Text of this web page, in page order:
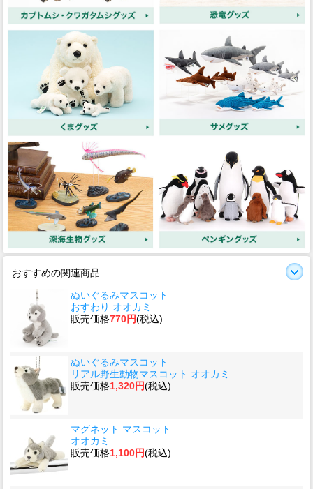
おすすめの関連商品
ぬいぐるみマスコット
おすわり オオカミ
販売価格770円(税込)
ぬいぐるみマスコット
リアル野生動物マスコット オオカミ
販売価格1,320円(税込)
マグネット マスコット
オオカミ
販売価格1,100円(税込)